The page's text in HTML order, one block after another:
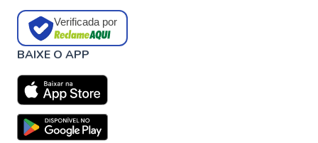
Verificada por
BAIXE O APP